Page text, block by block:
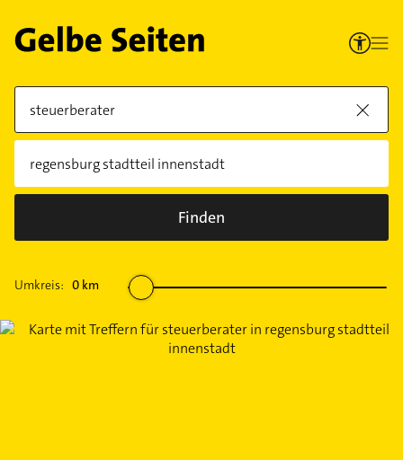
Finden
Umkreis: 0 km